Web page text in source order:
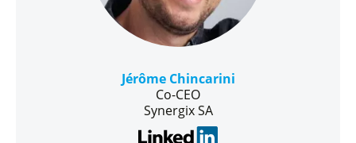
Jérôme Chincarini
Co-CEO
Synergix SA